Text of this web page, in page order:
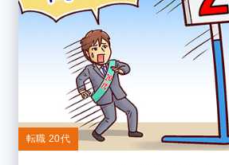
転職 20代